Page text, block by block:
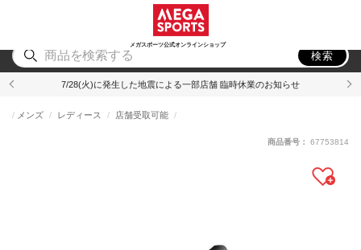
メガスポーツ公式オンラインショップ
アウトドア
検索
7/28(火)に発生した地震による一部店舗 臨時休業のお知らせ
メンズ レディース 店舗受取可能
商品番号： 67753814